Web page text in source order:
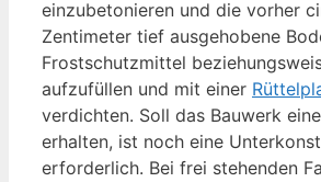
einzubetonieren und die vorher
Zentimeter tief ausgehobene
Frostschutzmittel
aufzufüllen und mit einer
verdichten. Soll das Bauwerk
erhalten, ist noch eine
erforderlich. Bei frei stehenden